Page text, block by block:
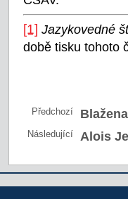
[1] Jazykovedné
době tisku tohoto
Předchozí
Následující Alois